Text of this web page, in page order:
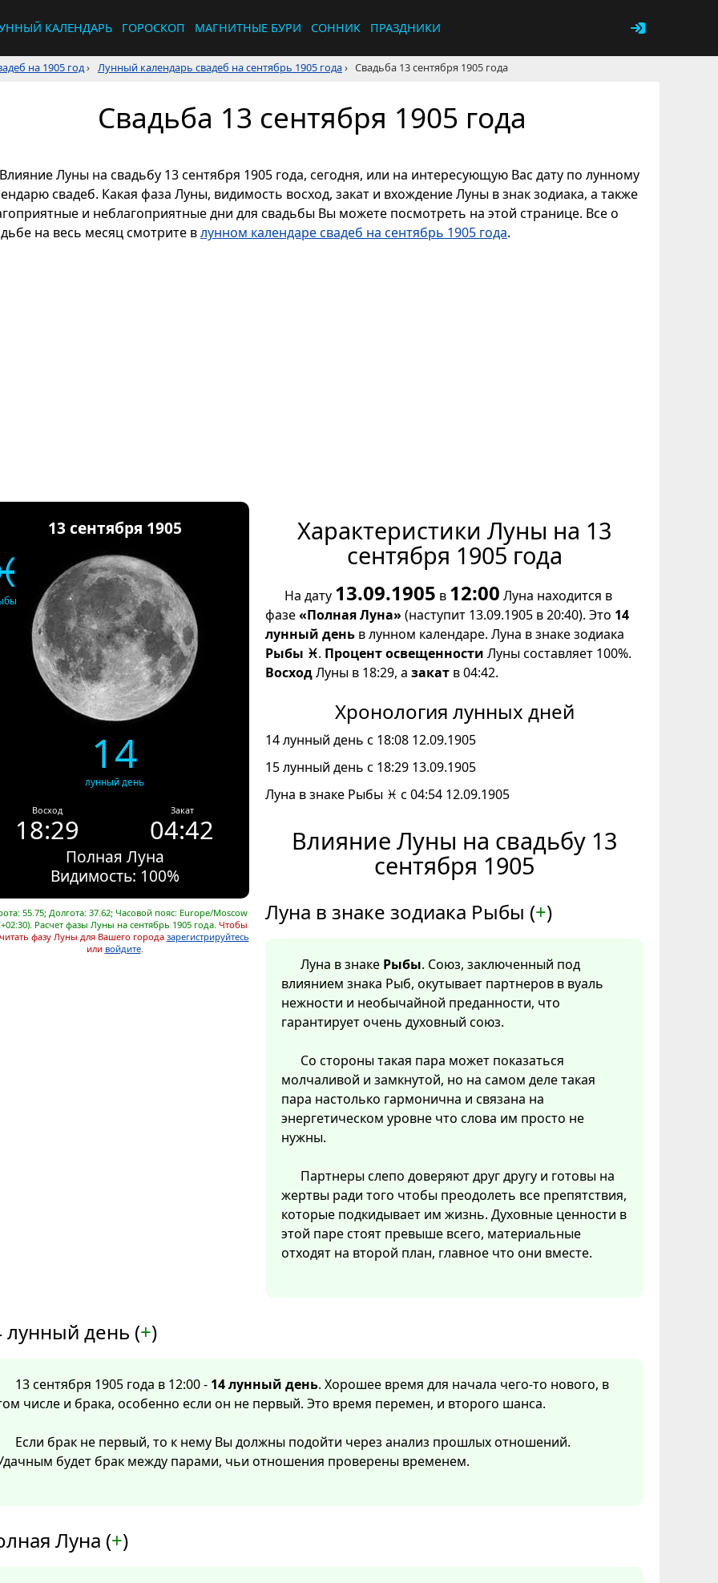
КАЛЕНДАРЬ ГОРОСКОП МАГНИТНЫЕ БУРИ СОННИК ПРАЗДНИКИ
на 1905 год› Лунный календарь свадеб на сентябрь 1905 года› Свадьба 13 сентября 1905 года
Свадьба 13 сентября 1905 года
Влияние Луны на свадьбу 13 сентября 1905 года, сегодня, или на интересующую Вас дату по лунному
свадеб. Какая фаза Луны, видимость восход, закат и вхождение Луны в знак зодиака, а также
и неблагоприятные дни для свадьбы Вы можете посмотреть на этой странице. Все о
на весь месяц смотрите влунном календаре свадеб на сентябрь 1905 года.
13 сентября 1905
14
лунный день
Восход
18:29
Закат
04:42
Полная Луна
Видимость: 100%
55.75; Долгота: 37.62; Часовой пояс: Europe/Moscow
Расчет фазы Луны на сентябрь 1905 года. Чтобы
фазу Луны для Вашего города зарегистрируйтесь
или войдите.
Характеристики Луны на 13
сентября 1905 года
На дату 13.09.1905 в 12:00 Луна находится в
фазе«Полная Луна»(наступит 13.09.1905 в 20:40). Это 14
лунный день в лунном календаре. Луна в знаке зодиака
Рыбы ♓. Процент освещенности Луны составляет 100%.
ВосходЛуны в 18:29, а закат в 04:42.
Хронология лунных дней
14 лунный день с 18:08 12.09.1905
15 лунный день с 18:29 13.09.1905
Луна в знаке Рыбы ♓ с 04:54 12.09.1905
Влияние Луны на свадьбу 13
сентября 1905
Луна в знаке зодиака Рыбы (+)
Луна в знаке Рыбы. Союз, заключенный под
влиянием знака Рыб, окутывает партнеров в вуаль
нежности и необычайной преданности, что
гарантирует очень духовный союз.
Со стороны такая пара может показаться
молчаливой и замкнутой, но на самом деле такая
пара настолько гармонична и связана на
энергетическом уровне что слова им просто не
нужны.
Партнеры слепо доверяют друг другу и готовы на
жертвы ради того чтобы преодолеть все препятствия,
которые подкидывает им жизнь. Духовные ценности в
этой паре стоят превыше всего, материальные
отходят на второй план, главное что они вместе.
лунный день (+)
13 сентября 1905 года в 12:00 - 14 лунный день. Хорошее время для начала чего-то нового, в
числе и брака, особенно если он не первый. Это время перемен, и второго шанса.
Если брак не первый, то к нему Вы должны подойти через анализ прошлых отношений.
будет брак между парами, чьи отношения проверены временем.
Луна (+)